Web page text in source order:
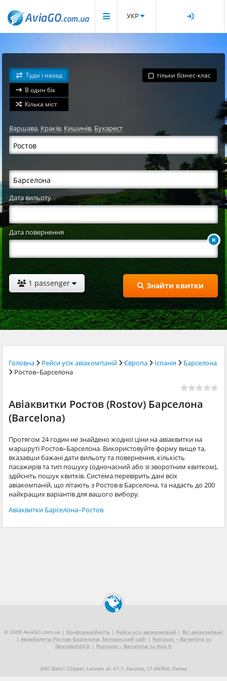
УКР
Туди і назад
В один бік
Кілька міст
тільки бізнес-клас
Варшава, Краків,Кишинів,Бухарест
Дата вильоту
Дата повернення
1 passenger Знайти квитки
Головна Рейси усіх авіакомпаній Європа Іспанія
Барселона
Ростов–Барселона
Авіаквитки Ростов (Rostov) Барселона
(Barcelona)
Протягом 24 годин не знайдено жодної ціни на авіаквитки на
маршруті Ростов–Барселона. Використовуйте форму вище та,
вказавши бажані дати вильоту та повернення, кількість
пасажирів та тип пошуку (одночасний або зі зворотним квитком),
здійсніть пошук квитків. Система перевірить дані всіх
авіакомпаній, що літають з Ростов в Барселона, та надасть до 200
найкращих варіантів для вашого вибору.
Авіаквитки Барселона–Ростов
© 2009 AviaGO.com.ua | Конфіденційність | Рейси усіх авіакомпаній | Всі авіакомпанії
| Авиабилеты Ростов–Барселона, Белорусский сайт| Rostovas – Barselona su
Skrendam24.lt | Rostovas – Barselona su Avia.lt
ЗАО Baltic Clipper, Laisvės al. 61-1, Kaunas, LT-44304, Литва